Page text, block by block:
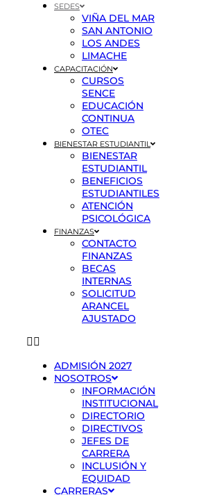
SEDES
VIÑA DEL MAR
SAN ANTONIO
LOS ANDES
LIMACHE
CAPACITACIÓN
CURSOS
SENCE
EDUCACIÓN
CONTINUA
OTEC
BIENESTAR ESTUDIANTIL
BIENESTAR
ESTUDIANTIL
BENEFICIOS
ESTUDIANTILES
ATENCIÓN
PSICOLÓGICA
FINANZAS
CONTACTO
FINANZAS
BECAS
INTERNAS
SOLICITUD
ARANCEL
AJUSTADO
ADMISIÓN 2027
NOSOTROS
INFORMACIÓN
INSTITUCIONAL
DIRECTORIO
DIRECTIVOS
JEFES DE
CARRERA
INCLUSIÓN Y
EQUIDAD
CARRERAS